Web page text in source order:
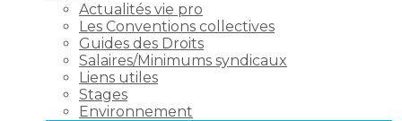
Actualités vie pro
Les Conventions collectives
Guides des Droits
Salaires/Minimums syndicaux
Liens utiles
Stages
Environnement